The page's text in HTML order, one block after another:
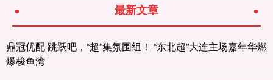
最新文章
鼎冠优配 跳跃吧，“超”集氛围组！ “东北超”大连主场嘉年华燃
爆梭鱼湾